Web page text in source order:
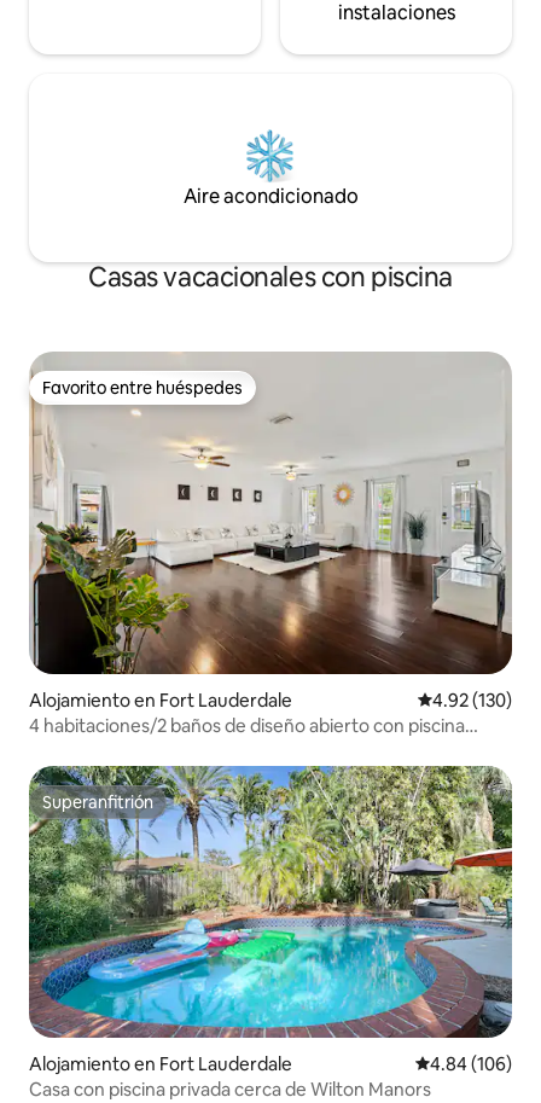
instalaciones
Aire acondicionado
Casas vacacionales con piscina
Favorito entre huéspedes
Favorito entre huéspedes
Alojamiento en Fort Lauderdale Calificación
4.92 (130)
4 habitaciones/2 baños de diseño abierto con piscina
Superanfitrión
Superanfitrión
Alojamiento en Fort Lauderdale Calificación
4.84 (106)
Casa con piscina privada cerca de Wilton Manors